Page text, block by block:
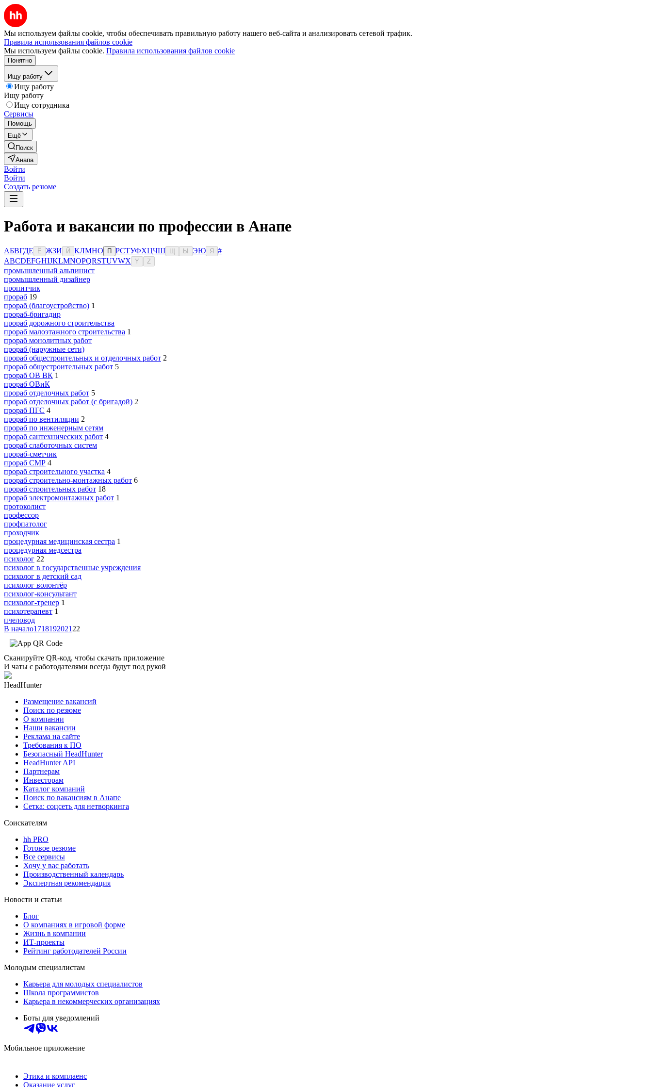
Мы используем файлы cookie, чтобы обеспечивать правильную работу нашего веб-сайта и анализировать сетевой трафик.
Правила использования файлов cookie
Мы используем файлы cookie. Правила использования файлов cookie
Понятно
Ищу работу
Ищу работу
Ищу работу
Ищу сотрудника
Сервисы
Помощь
Ещё
Поиск
Анапа
Войти
Войти
Создать резюме
Работа и вакансии по профессии в Анапе
АБВГДЕ Ё ЖЗИ Й КЛМНО П РСТУФХЦЧШ Ы ЭЮ Я
#
ABCDEFGHIJKLMNOPQRSTUVWX Y Z
промышленный альпинист
промышленный дизайнер
пропитчик
прораб 19
прораб (благоустройство) 1
прораб-бригадир
прораб дорожного строительства
прораб малоэтажного строительства 1
прораб монолитных работ
прораб (наружные сети)
прораб общестроительных и отделочных работ 2
прораб общестроительных работ 5
прораб ОВ ВК 1
прораб ОВиК
прораб отделочных работ 5
прораб отделочных работ (с бригадой) 2
прораб ПГС 4
прораб по вентиляции 2
прораб по инженерным сетям
прораб сантехнических работ 4
прораб слаботочных систем
прораб-сметчик
прораб СМР 4
прораб строительного участка 4
прораб строительно-монтажных работ 6
прораб строительных работ 18
прораб электромонтажных работ 1
протоколист
профессор
профпатолог
проходчик
процедурная медицинская сестра 1
процедурная медсестра
психолог 22
психолог в государственные учреждения
психолог в детский сад
психолог волонтёр
психолог-консультант
психолог-тренер 1
психотерапевт 1
пчеловод
В начало1718192021 22
Сканируйте QR-код, чтобы скачать приложение
И чаты с работодателями всегда будут под рукой
HeadHunter
Размещение вакансий
Поиск по резюме
О компании
Наши вакансии
Реклама на сайте
Требования к ПО
Безопасный HeadHunter
HeadHunter API
Партнерам
Инвесторам
Каталог компаний
Поиск по вакансиям в Анапе
Сетка: соцсеть для нетворкинга
Соискателям
hh PRO
Готовое резюме
Все сервисы
Хочу у вас работать
Производственный календарь
Экспертная рекомендация
Новости и статьи
Блог
О компаниях в игровой форме
Жизнь в компании
ИТ-проекты
Рейтинг работодателей России
Молодым специалистам
Карьера для молодых специалистов
Школа программистов
Карьера в некоммерческих организациях
Боты для уведомлений
Мобильное приложение
Этика и комплаенс
Оказание услуг